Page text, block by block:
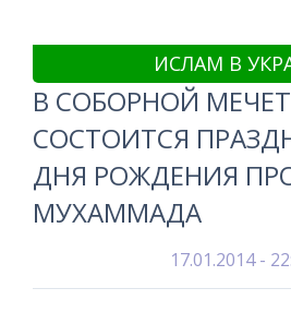
ИСЛАМ В
В СОБОРНОЙ
СОСТОИТСЯ
ДНЯ РОЖДЕНИЯ
МУХАММАДА
17.01.2014 -